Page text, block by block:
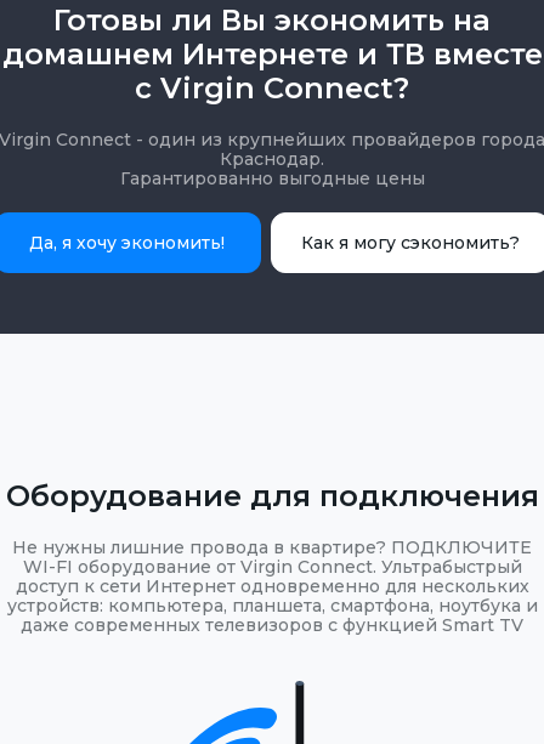
Готовы ли Вы экономить на
домашнем Интернете и ТВ вместе
с Virgin Connect?
Virgin Connect - один из крупнейших провайдеров города
Краснодар.
Гарантированно выгодные цены
Да, я хочу экономить! Как я могу сэкономить?
Оборудование для подключения
Не нужны лишние провода в квартире? ПОДКЛЮЧИТЕ
WI-FI оборудование от Virgin Connect. Ультрабыстрый
доступ к сети Интернет одновременно для нескольких
устройств: компьютера, планшета, смартфона, ноутбука и
даже современных телевизоров с функцией Smart TV